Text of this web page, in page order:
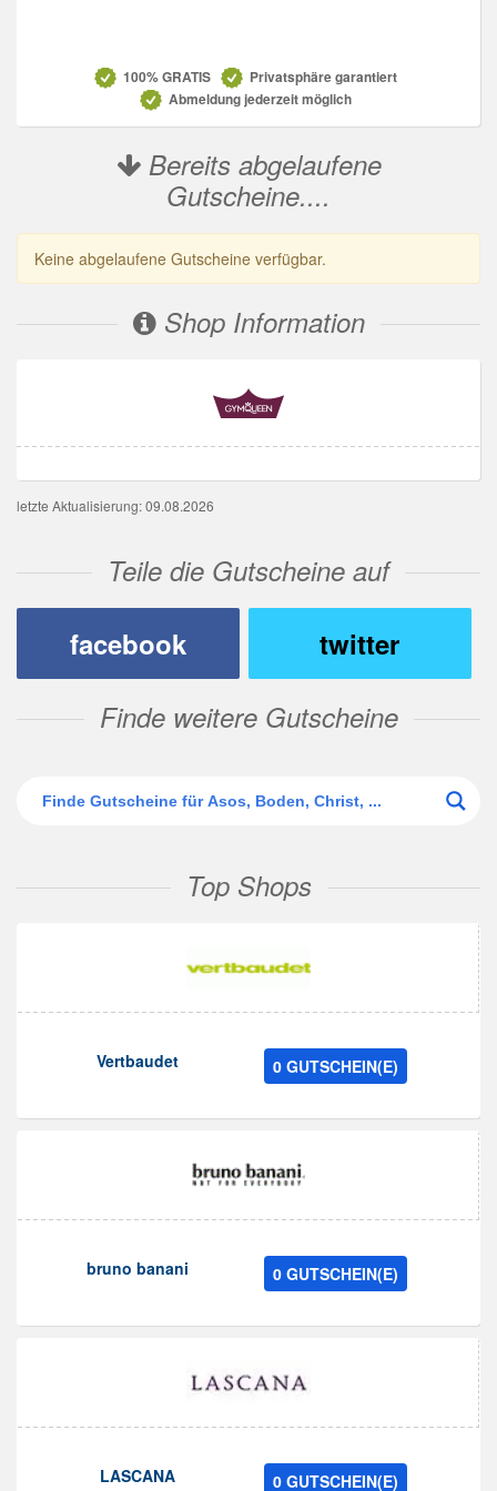
100% GRATIS
Privatsphäre garantiert
Abmeldung jederzeit möglich
Bereits abgelaufene
Gutscheine....
Keine abgelaufene Gutscheine verfügbar.
Shop Information
letzte Aktualisierung: 09.08.2026
Teile die Gutscheine auf
facebook
twitter
Finde weitere Gutscheine
Top Shops
Vertbaudet 0 GUTSCHEIN(E)
bruno banani 0 GUTSCHEIN(E)
LASCANA 0 GUTSCHEIN(E)